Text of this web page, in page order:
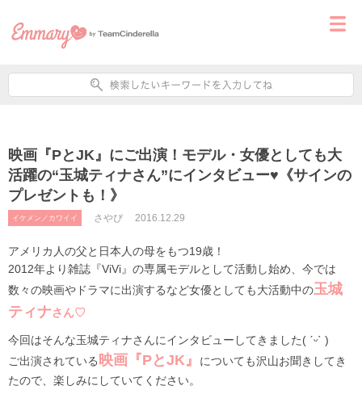
映画『PとJK』にご出演！モデル・女優としても大
活躍の“玉城ティナさん”にインタビュー♥︎《サインの
プレゼントも！》
イケメン／カワイイ さやぴ 2016.12.29
アメリカ人の父と日本人の母をもつ19歳！
2012年より雑誌『ViVi』の専属モデルとして活動し始め、今では
数々の映画やドラマに出演するなど女優としても大活動中の玉城
ティナさん♡
今回はそんな玉城ティナさんにインタビューしてきました( ˊᵕˋ )
ご出演されている映画『PとJK』
についても沢山お聞きしてき
たので、楽しみにしていてください。